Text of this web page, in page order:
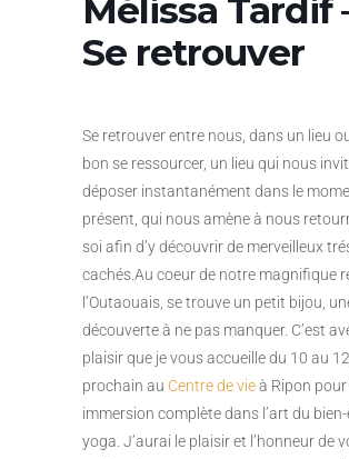
Mélissa
Se retrouver
Se retrouver entre nous, dans un lieu
bon se ressourcer, un lieu qui nous
déposer instantanément dans le
présent, qui nous amène à nous
soi afin d’y découvrir de merveilleux
cachés.Au coeur de notre magnifique
l’Outaouais, se trouve un petit bijou,
découverte à ne pas manquer. C’est
plaisir que je vous accueille du 10 au
prochain au Centre de vieà Ripon
immersion complète dans l’art du
yoga. J’aurai le plaisir et l’honneur de